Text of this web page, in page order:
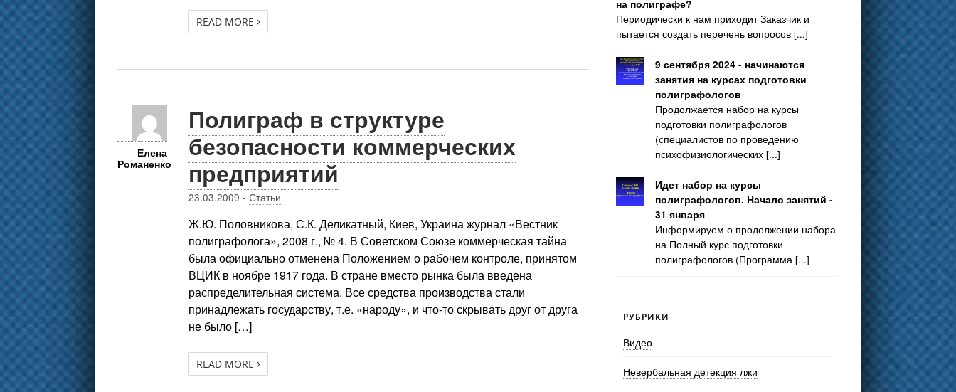
READ MORE
Елена
Романенко
Полиграф в структуре
безопасности коммерческих
предприятий
23.03.2009 -Статьи
Ж.Ю. Половникова, С.К. Деликатный, Киев, Украина журнал «Вестник
полиграфолога», 2008 г., № 4. В Советском Союзе коммерческая тайна
была официально отменена Положением о рабочем контроле, принятом
ВЦИК в ноябре 1917 года. В стране вместо рынка была введена
распределительная система. Все средства производства стали
принадлежать государству, т.е. «народу», и что-то скрывать друг от друга
не было […]
READ MORE
на полиграфе?
Периодически к нам приходит Заказчик и
пытается создать перечень вопросов [...]
9 сентября 2024 - начинаются
занятия на курсах подготовки
полиграфологов
Продолжается набор на курсы
подготовки полиграфологов
(специалистов по проведению
психофизиологических [...]
Идет набор на курсы
полиграфологов. Начало занятий -
31 января
Информируем о продолжении набора
на Полный курс подготовки
полиграфологов (Программа [...]
РУБРИКИ
Видео
Невербальная детекция лжи